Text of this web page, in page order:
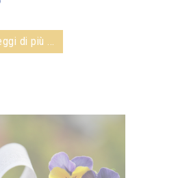
di più ...